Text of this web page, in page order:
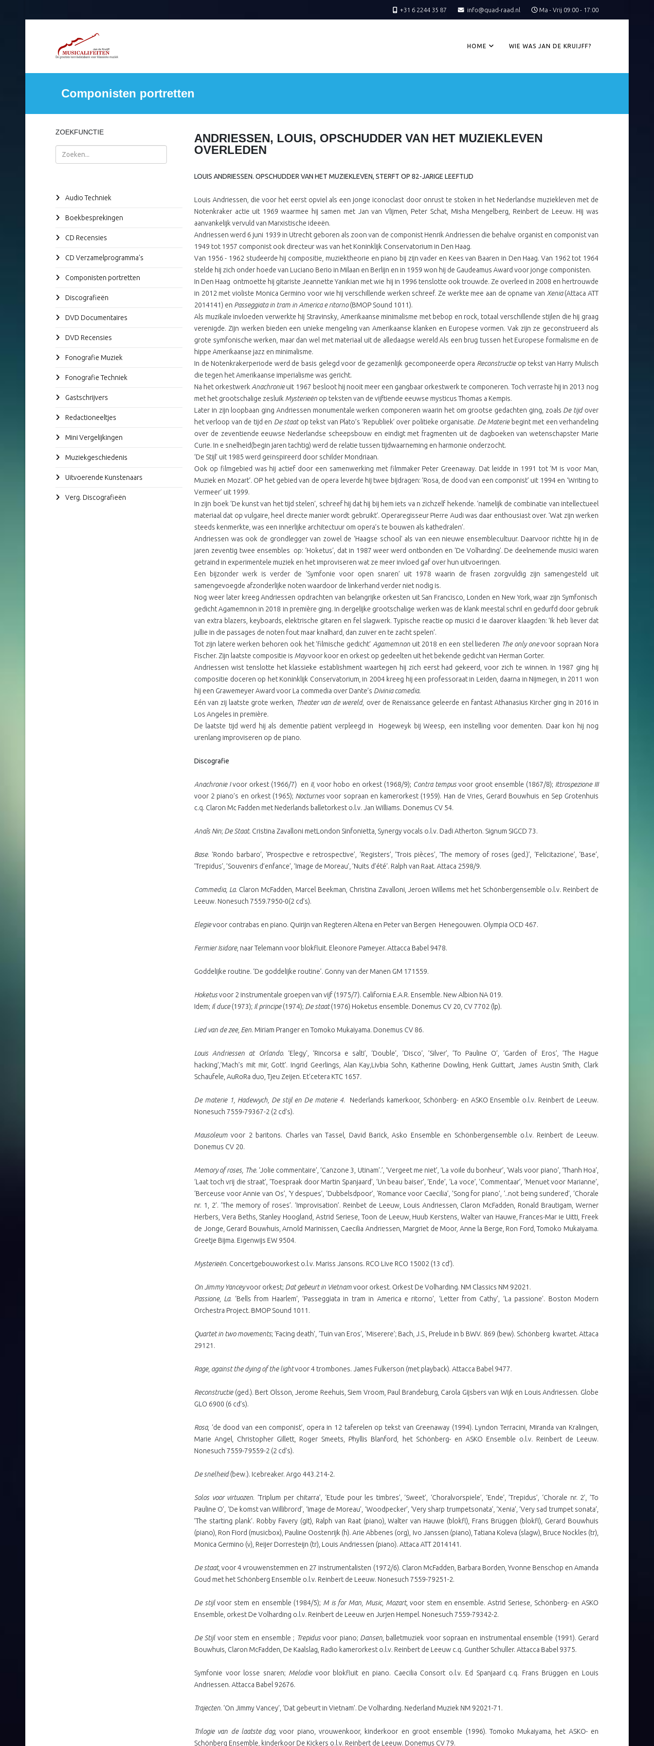
+31 6 2244 35 87 info@quad-raad.nl Ma - Vrij 09:00 - 17:00
HOME WIE WAS JAN DE KRUIJFF?
Componisten portretten
ZOEKFUNCTIE
Zoeken
Audio Techniek
Boekbesprekingen
CD Recensies
CD Verzamelprogramma's
Componisten portretten
Discografieën
DVD Documentaires
DVD Recensies
Fonografie Muziek
Fonografie Techniek
Gastschrijvers
Redactioneeltjes
Mini Vergelijkingen
Muziekgeschiedenis
Uitvoerende Kunstenaars
Verg. Discografieën
ANDRIESSEN, LOUIS, OPSCHUDDER VAN HET MUZIEKLEVEN
OVERLEDEN
LOUIS ANDRIESSEN. OPSCHUDDER VAN HET MUZIEKLEVEN, STERFT OP 82-JARIGE LEEFTIJD
Louis Andriessen, die voor het eerst opviel als een jonge iconoclast door onrust te stoken in het Nederlandse muziekleven met de
Notenkraker actie uit 1969 waarmee hij samen met Jan van Vlijmen, Peter Schat, Misha Mengelberg, Reinbert de Leeuw. Hij was
aanvankelijk vervuld van Marxistische ideeën.
Andriessen werd 6 juni 1939 in Utrecht geboren als zoon van de componist Henrik Andriessen die behalve organist en componist van
1949 tot 1957 componist ook directeur was van het Koninklijk Conservatorium in Den Haag.
Van 1956 - 1962 studeerde hij compositie, muziektheorie en piano bij zijn vader en Kees van Baaren in Den Haag. Van 1962 tot 1964
stelde hij zich onder hoede van Luciano Berio in Milaan en Berlijn en in 1959 won hij de Gaudeamus Award voor jonge componisten.
In Den Haag ontmoette hij gitariste Jeannette Yanikian met wie hij in 1996 tenslotte ook trouwde. Ze overleed in 2008 en hertrouwde
in 2012 met violiste Monica Germino voor wie hij verschillende werken schreef. Ze werkte mee aan de opname van Xenia(Attaca ATT
2014141) en Passeggiata in tram in America e ritorno(BMOP Sound 1011).
Als muzikale invloeden verwerkte hij Stravinsky, Amerikaanse minimalisme met bebop en rock, totaal verschillende stijlen die hij graag
verenigde. Zijn werken bieden een unieke mengeling van Amerikaanse klanken en Europese vormen. Vak zijn ze geconstrueerd als
grote symfonische werken, maar dan wel met materiaal uit de alledaagse wereld Als een brug tussen het Europese formalisme en de
hippe Amerikaanse jazz en minimalisme.
In de Notenkrakerperiode werd de basis gelegd voor de gezamenlijk gecomponeerde opera Reconstructieop tekst van Harry Mulisch
die tegen het Amerikaanse imperialisme was gericht.
Na het orkestwerk Anachronieuit 1967 besloot hij nooit meer een gangbaar orkestwerk te componeren. Toch verraste hij in 2013 nog
met het grootschalige zesluik Mysterieën op teksten van de vijftiende eeuwse mysticus Thomas a Kempis.
Later in zijn loopbaan ging Andriessen monumentale werken componeren waarin het om grootse gedachten ging, zoals De tijdover
het verloop van de tijd en De staatop tekst van Plato’s ‘Republiek’ over politieke organisatie. De Materiebegint met een verhandeling
over de zeventiende eeuwse Nederlandse scheepsbouw en eindigt met fragmenten uit de dagboeken van wetenschapster Marie
Curie. In e snelheid(begin jaren tachtig) werd de relatie tussen tijdwaarneming en harmonie onderzocht.
‘De Stijl’ uit 1985 werd geïnspireerd door schilder Mondriaan.
Ook op filmgebied was hij actief door een samenwerking met filmmaker Peter Greenaway. Dat leidde in 1991 tot ‘M is voor Man,
Muziek en Mozart’. OP het gebied van de opera leverde hij twee bijdragen: ‘Rosa, de dood van een componist’ uit 1994 en ‘Writing to
Vermeer’ uit 1999.
In zijn boek ‘De kunst van het tijd stelen’, schreef hij dat hij bij hem iets va n zichzelf hekende. ‘namelijk de combinatie van intellectueel
materiaal dat op vulgaire, heel directe manier wordt gebruikt’. Operaregisseur Pierre Audi was daar enthousiast over. ‘Wat zijn werken
steeds kenmerkte, was een innerlijke architectuur om opera’s te bouwen als kathedralen’.
Andriessen was ook de grondlegger van zowel de ‘Haagse school’ als van een nieuwe ensemblecultuur. Daarvoor richtte hij in de
jaren zeventig twee ensembles op: ‘Hoketus’, dat in 1987 weer werd ontbonden en ‘De Volharding’. De deelnemende musici waren
getraind in experimentele muziek en het improviseren wat ze meer invloed gaf over hun uitvoeringen.
Een bijzonder werk is verder de ‘Symfonie voor open snaren’ uit 1978 waarin de frasen zorgvuldig zijn samengesteld uit
samengevoegde afzonderlijke noten waardoor de linkerhand verder niet nodig is.
Nog weer later kreeg Andriessen opdrachten van belangrijke orkesten uit San Francisco, Londen en New York, waar zijn Symfonisch
gedicht Agamemnon in 2018 in première ging. In dergelijke grootschalige werken was de klank meestal schril en gedurfd door gebruik
van extra blazers, keyboards, elektrische gitaren en fel slagwerk. Typische reactie op musici d ie daarover klaagden: ‘Ik heb liever dat
jullie in die passages de noten fout maar knalhard, dan zuiver en te zacht spelen’.
Tot zijn latere werken behoren ook het ‘filmische gedicht’ Agamemnonuit 2018 en een stel liederen The only onevoor sopraan Nora
Fischer. Zijn laatste compositie is Mayvoor koor en orkest op gedeelten uit het bekende gedicht van Herman Gorter.
Andriessen wist tenslotte het klassieke establishment waartegen hij zich eerst had gekeerd, voor zich te winnen. In 1987 ging hij
compositie doceren op het Koninklijk Conservatorium, in 2004 kreeg hij een professoraat in Leiden, daarna in Nijmegen, in 2011 won
hij een Grawemeyer Award voor La commedia over Dante’s Divinia comedia.
Eén van zij laatste grote werken,
Theater van de wereld, over de Renaissance geleerde en fantast Athanasius Kircher ging in 2016 in
Los Angeles in première.
De laatste tijd werd hij als dementie patiënt verpleegd in
Hogeweyk bij Weesp, een instelling voor dementen. Daar kon hij nog
urenlang improviseren op de piano.
Discografie
Anachronie Ivoor orkest (1966/7) en II, voor hobo en orkest (1968/9); Contra tempusvoor groot ensemble (1867/8); Ittrospezione III
voor 2 piano’s en orkest (1965); Nocturnesvoor sopraan en kamerorkest (1959). Han de Vries, Gerard Bouwhuis en Sep Grotenhuis
c.q. Claron Mc Fadden met Nederlands balletorkest o.l.v. Jan Williams. Donemus CV 54.
Anaîs Nin; De Staat. Cristina Zavalloni metLondon Sinfonietta, Synergy vocals o.l.v. Dadi Atherton. Signum SIGCD 73.
Base. ‘Rondo barbaro’, ‘Prospective e retrospective’, ’Registers’, ’Trois pièces’, ’The memory of roses (ged.)’, ‘Felicitazione’, ‘Base’,
’Trepidus’, ’Souvenirs d’enfance’, ‘Image de Moreau’, ’Nuits d’été’. Ralph van Raat. Attaca 2598/9.
Commedia, La. Claron McFadden, Marcel Beekman, Christina Zavalloni, Jeroen Willems met het Schönbergensemble o.l.v. Reinbert de
Leeuw. Nonesuch 7559.7950-0(2 cd’s).
Elegievoor contrabas en piano. Quirijn van Regteren Altena en Peter van Bergen Henegouwen. Olympia OCD 467.
Fermier Isidore, naar Telemann voor blokfluit. Eleonore Pameyer. Attacca Babel 9478.
Goddelijke routine. ‘De goddelijke routine’. Gonny van der Manen GM 171559.
Hoketusvoor 2 instrumentale groepen van vijf (1975/7). California E.A.R. Ensemble. New Albion NA 019.
Idem; Il duce(1973); Il principe(1974); De staat(1976) Hoketus ensemble. Donemus CV 20, CV 7702 (lp).
Lied van de zee, Een. Miriam Pranger en Tomoko Mukaiyama. Donemus CV 86.
Louis Andriessen at Orlando. ‘Elegy’, ‘Rincorsa e salti’, ‘Double’, ’Disco’, ’Silver’, ’To Pauline O’, ‘Garden of Eros’, ’The Hague
hacking’,’Mach’s mit mir, Gott’. Ingrid Geerlings, Alan Kay,Livbia Sohn, Katherine Dowling, Henk Guittart, James Austin Smith, Clark
Schaufele, AuRoRa duo, Tjeu Zeijen. Et’cetera KTC 1657.
De materie 1, Hadewych, De stijl en De materie 4.
Nederlands kamerkoor, Schönberg- en ASKO Ensemble o.l.v. Reinbert de Leeuw.
Nonesuch 7559-79367-2 (2 cd’s).
Mausoleumvoor 2 baritons. Charles van Tassel, David Barick, Asko Ensemble en Schönbergensemble o.l.v. Reinbert de Leeuw.
Donemus CV 20.
Memory of roses, The. ‘Jolie commentaire’, ‘Canzone 3, Utinam’.’, ‘Vergeet me niet’, ‘La voile du bonheur’, ‘Wals voor piano’, ‘Thanh Hoa’,
‘Laat toch vrij die straat’, ’Toespraak door Martin Spanjaard’, ‘Un beau baiser’, ‘Ende’, ‘La voce’, ‘Commentaar’, ‘Menuet voor Marianne’,
‘Berceuse voor Annie van Os’, ‘Y despues’, ‘Dubbelsdpoor’, ‘Romance voor Caecilia’, ’Song for piano’, ‘..not being sundered’, ‘Chorale
nr. 1, 2’. ’The memory of roses’. ‘Improvisation’. Reinbet de Leeuw, Louis Andriessen, Claron McFadden, Ronald Brautigam, Werner
Herbers, Vera Beths, Stanley Hoogland, Astrid Seriese, Toon de Leeuw, Huub Kerstens, Walter van Hauwe, Frances-Mar ie Uitti, Freek
de Jonge, Gerard Bouwhuis, Arnold Marinissen, Caecilia Andriessen, Margriet de Moor, Anne la Berge, Ron Ford, Tomoko Mukaiyama.
Greetje Bijma. Eigenwijs EW 9504.
Mysterieën. Concertgebouworkest o.l.v. Mariss Jansons. RCO Live RCO 15002 (13 cd’).
On Jimmy Yanceyvoor orkest; Dat gebeurt in Vietnamvoor orkest. Orkest De Volharding. NM Classics NM 92021.
Passione, La. ‘Bells from Haarlem’, ‘Passeggiata in tram in America e ritorno’, ‘Letter from Cathy’, ‘La passione’. Boston Modern
Orchestra Project. BMOP Sound 1011.
Quartet in two movements; ‘Facing death’, ’Tuin van Eros’, ‘Miserere’; Bach, J.S., Prelude in b BWV. 869 (bew). Schönberg kwartet. Attaca
29121.
Rage, against the dying of the lightvoor 4 trombones. James Fulkerson (met playback). Attacca Babel 9477.
Reconstructie (ged.). Bert Olsson, Jerome Reehuis, Siem Vroom, Paul Brandeburg, Carola Gijsbers van Wijk en Louis Andriessen. Globe
GLO 6900 (6 cd’s).
Rosa, ‘de dood van een componist’, opera in 12 taferelen op tekst van Greenaway (1994). Lyndon Terracini, Miranda van Kralingen,
Marie Angel, Christopher Gillett, Roger Smeets, Phyllis Blanford, het Schönberg- en ASKO Ensemble o.l.v. Reinbert de Leeuw.
Nonesuch 7559-79559-2 (2 cd’s).
De snelheid(bew.). Icebreaker. Argo 443.214-2.
Solos voor virtuozen. ‘Triplum per chitarra’, ‘Etude pour les timbres’, ’Sweet’, ‘Choralvorspiele’, ‘Ende’, ’Trepidus’, ‘Chorale nr. 2’, ’To
Pauline O’, ‘De komst van Willibrord’, ‘Image de Moreau’, ‘Woodpecker’, ‘Very sharp trumpetsonata’, ‘Xenia’, ‘Very sad trumpet sonata’,
’The starting plank’. Robby Favery (git), Ralph van Raat (piano), Walter van Hauwe (blokfl), Frans Brüggen (blokfl), Gerard Bouwhuis
(piano), Ron Fiord (musicbox), Pauline Oostenrijk (h). Arie Abbenes (org), Ivo Janssen (piano), Tatiana Koleva (slagw), Bruce Nockles (tr),
Monica Germino (v), Reijer Dorresteijn (tr), Louis Andriessen (piano). Attaca ATT 2014141.
De staat, voor 4 vrouwenstemmen en 27 instrumentalisten (1972/6). Claron McFadden, Barbara Borden, Yvonne Benschop en Amanda
Goud met het Schönberg Ensemble o.l.v. Reinbert de Leeuw. Nonesuch 7559-79251-2.
De stijlvoor stem en ensemble (1984/5); M is for Man, Music, Mozart, voor stem en ensemble. Astrid Seriese, Schönberg- en ASKO
Ensemble, orkest De Volharding o.l.v. Reinbert de Leeuw en Jurjen Hempel. Nonesuch 7559-79342-2.
De Stijlvoor stem en ensemble ; Trepidusvoor piano; Dansen, balletmuziek voor sopraan en instrumentaal ensemble (1991). Gerard
Bouwhuis, Claron McFadden, De Kaalslag, Radio kamerorkest o.l.v. Reinbert de Leeuw c.q. Gunther Schuller. Attacca Babel 9375.
Symfonie voor losse snaren; Melodie voor blokfluit en piano. Caecilia Consort o.l.v. Ed Spanjaard c.q. Frans Brüggen en Louis
Andriessen. Attacca Babel 92676.
Trajecten. ‘On Jimmy Vancey’, ‘Dat gebeurt in Vietnam’. De Volharding. Nederland Muziek NM 92021-71.
Trilogie van de laatste dag, voor piano, vrouwenkoor, kinderkoor en groot ensemble (1996). Tomoko Mukaiyama, het ASKO- en
Schönberg Ensemble, kinderkoor De Kickers o.l.v. Reinbert de Leeuw. Donemus CV 79.